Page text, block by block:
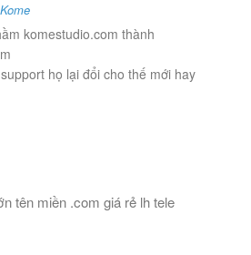
Kome
komestudio.com thành
họ lại đổi cho thế mới hay
tên miền .com giá rẻ lh tele